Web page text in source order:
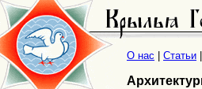
О нас Статьи